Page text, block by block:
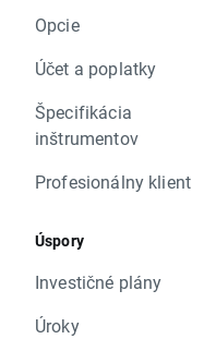
Opcie
Účet a poplatky
Špecifikácia
inštrumentov
Profesionálny klient
Úspory
Investičné plány
Úroky